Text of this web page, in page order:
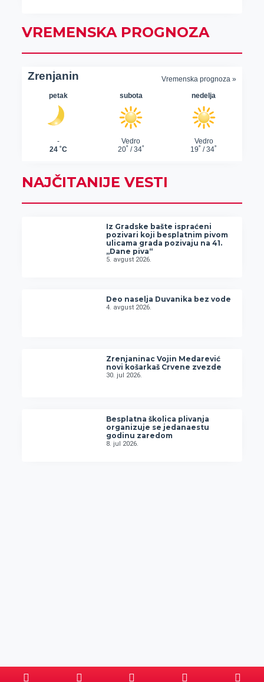
VREMENSKA PROGNOZA
NAJČITANIJE VESTI
Iz Gradske bašte ispraćeni
pozivari koji besplatnim pivom
ulicama grada pozivaju na 41.
„Dane piva“
5. avgust 2026.
Deo naselja Duvanika bez vode
4. avgust 2026.
Zrenjaninac Vojin Medarević
novi košarkaš Crvene zvezde
30. jul 2026.
Besplatna školica plivanja
organizuje se jedanaestu
godinu zaredom
8. jul 2026.